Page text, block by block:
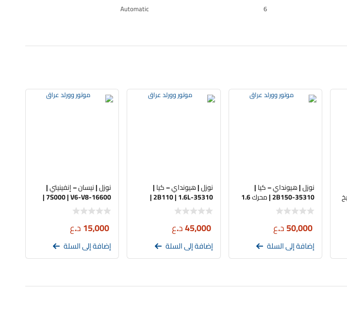
6
Automatic
نوزل | هيونداي – كيا |
35310-2B150 | محرك 1.6
GDI | اصلي تفصيخ
50,000د.ع
إضافة إلى السلة
نوزل | هيونداي – كيا |
35310-2B110 | 1.6L |
اصلي تفصيخ
45,000د.ع
إضافة إلى السلة
نوزل | نيسان – إنفينيتي |
16600-7S000 | V6-V8 |
اصلي تفصيخ
15,000د.ع
إضافة إلى السلة